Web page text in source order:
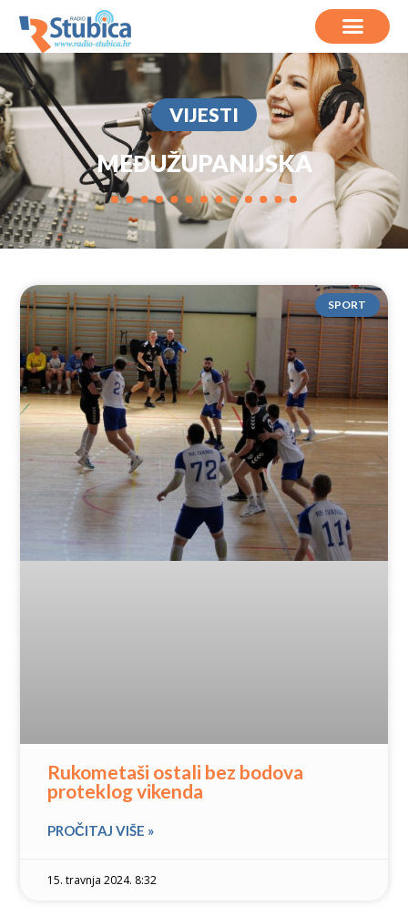
VIJESTI
MEĐUŽUPANIJSKA
SPORT
Rukometaši ostali bez bodova
proteklog vikenda
PROČITAJ VIŠE »
15. travnja 2024. 8:32